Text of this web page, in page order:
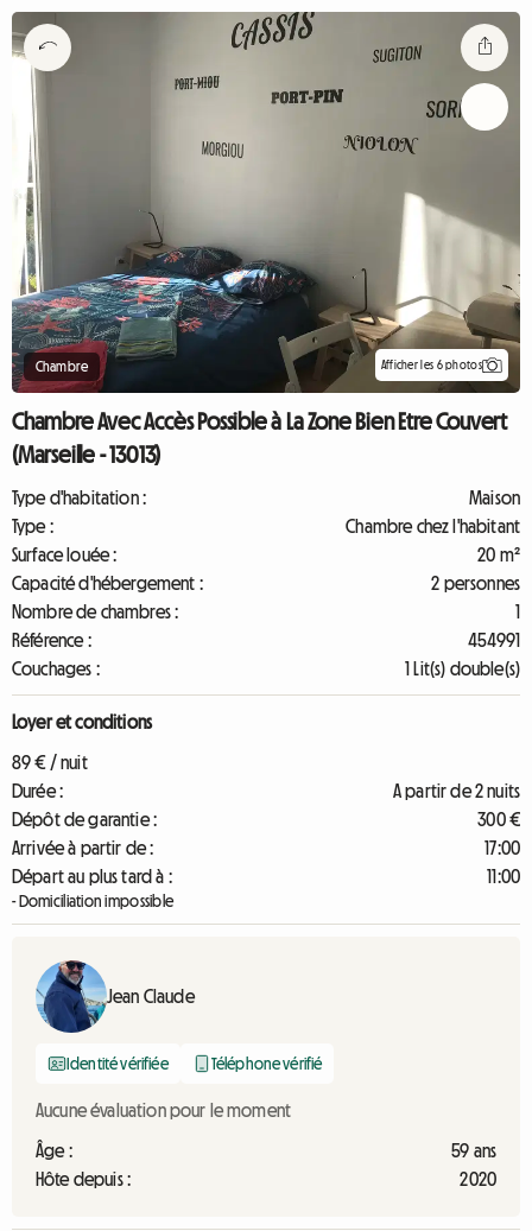
Chambre Afficher les 6 photos
Chambre Avec Accès Possible à La Zone Bien Etre Couvert
(Marseille - 13013)
Type d'habitation :
Maison
Type :
Chambre chez l'habitant
Surface louée :
20 m²
Capacité d'hébergement :
2 personnes
Nombre de chambres :
1
Référence :
454991
Couchages :
1 Lit(s) double(s)
Loyer et conditions
89 € / nuit
Durée :
A partir de 2 nuits
Dépôt de garantie :
300 €
Arrivée à partir de :
17:00
Départ au plus tard à :
11:00
- Domiciliation impossible
Jean Claude
Identité vérifiée Téléphone vérifié
Aucune évaluation pour le moment
Âge :
59 ans
Hôte depuis :
2020